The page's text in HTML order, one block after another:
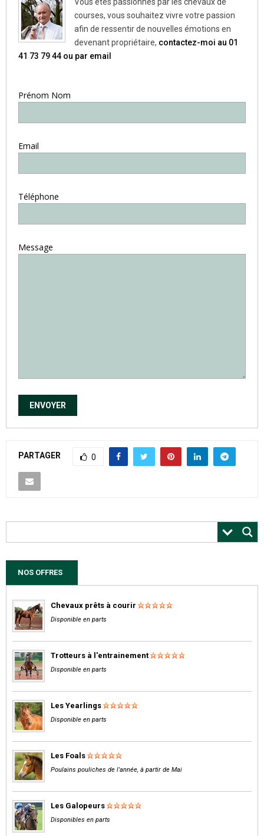
courses, vous souhaitez vivre votre passion
afin de ressentir de nouvelles émotions en
devenant propriétaire, contactez-moi au 01
41 73 79 44 ou par email
Prénom Nom
Email
Téléphone
Message
PARTAGER 0
NOS OFFRES
Chevaux prêts à courir
Disponible en parts
Trotteurs à l'entrainement
Disponible en parts
Les Yearlings
Disponible en parts
Les Foals
Poulains pouliches de l'année, à partir de Mai
Les Galopeurs
Disponibles en parts